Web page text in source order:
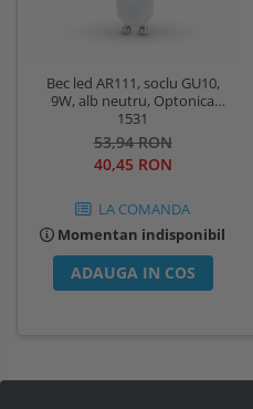
Bec led AR111, soclu GU10,
9W, alb neutru, Optonica
1531
53,94 RON
40,45 RON
LA COMANDA
Momentan indisponibil
ADAUGA IN COS